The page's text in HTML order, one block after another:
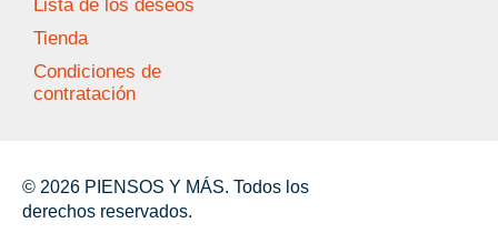
Lista de los deseos
Tienda
Condiciones de
contratación
© 2026 PIENSOS Y MÁS. Todos los
derechos reservados.